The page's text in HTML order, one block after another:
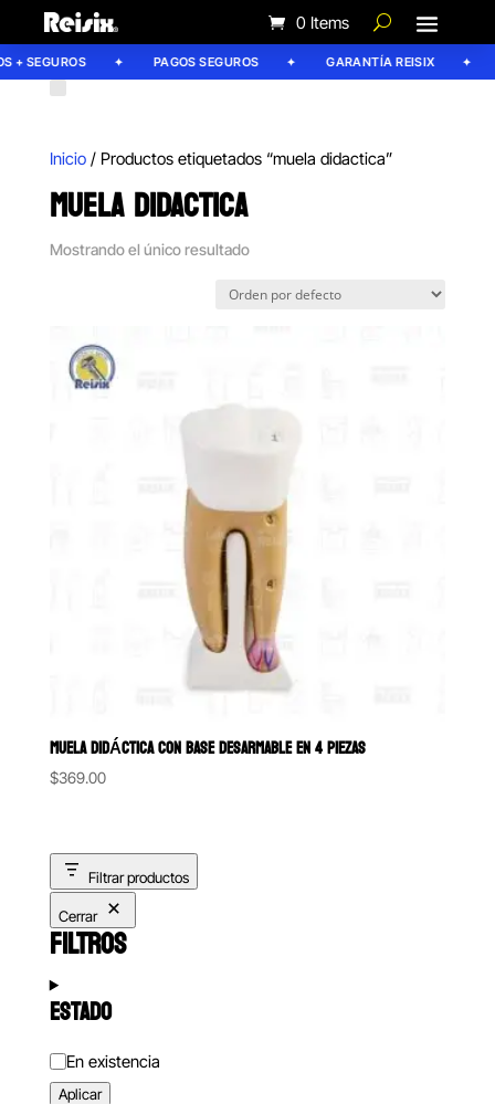
0 Items
+ SEGUROS PAGOS SEGUROS GARANTÍA REISIX
Inicio/ Productos etiquetados “muela didactica”
MUELA DIDACTICA
Mostrando el único resultado
MUELA DIDÁCTICA CON BASE DESARMABLE EN 4 PIEZAS
$369.00
Filtrar productos
Cerrar
FILTROS
ESTADO
Estado
En existencia
Aplicar